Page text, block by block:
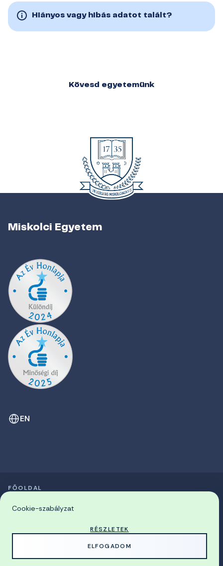
Hiányos vagy hibás adatot talált?
Kövesd egyetemünk
Miskolci Egyetem
EN
© 2026 Miskolci Egyetem
FŐOLDAL
Cookie-szabályzat
RÉSZLETEK
ELFOGADOM